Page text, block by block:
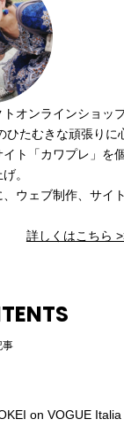
オンラインショッ
ひたむきな頑張りに
ト「カワプレ」を
。
ウェブ制作、サイト
詳しくはこちら
事
on VOGUE Italia